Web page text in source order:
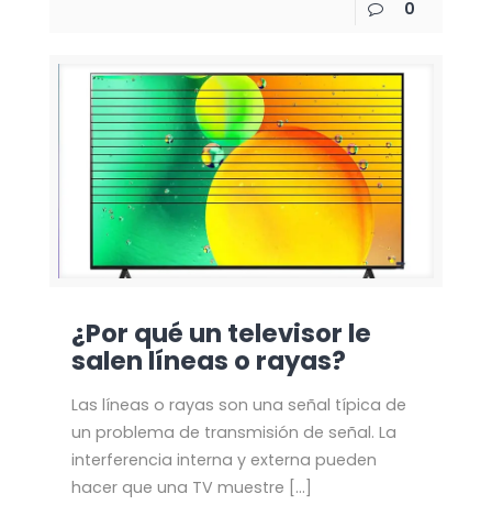
0
¿Por qué un televisor le
salen líneas o rayas?
Las líneas o rayas son una señal típica de
un problema de transmisión de señal. La
interferencia interna y externa pueden
hacer que una TV muestre […]